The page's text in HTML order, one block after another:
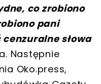
co zrobiono
pani
słowa
Następnie
Oko.press,